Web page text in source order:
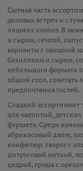
Сытная часть
деловых встреч и
лишних хлопот. В
и сыром, сёмгой,
варианты с овощной
базиликом и сыром,
небольшого формата
общий стол, сочетать
предпочтения гостей.
Сладкий
для чаепитий,
фуршета. Среди
абрикосовый джем,
конфитюр, творог с
цитрусовой ноткой,
цедрой, груша с